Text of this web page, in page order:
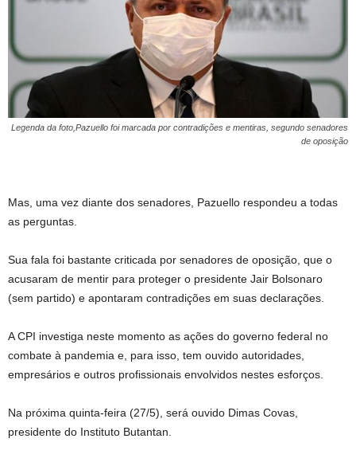
Legenda da foto,Pazuello foi marcada por contradições e mentiras, segundo senadores
de oposição
Mas, uma vez diante dos senadores, Pazuello respondeu a todas
as perguntas.
Sua fala foi bastante criticada por senadores de oposição, que o
acusaram de mentir para proteger o presidente Jair Bolsonaro
(sem partido) e apontaram contradições em suas declarações.
A CPI investiga neste momento as ações do governo federal no
combate à pandemia e, para isso, tem ouvido autoridades,
empresários e outros profissionais envolvidos nestes esforços.
Na próxima quinta-feira (27/5), será ouvido Dimas Covas,
presidente do Instituto Butantan.